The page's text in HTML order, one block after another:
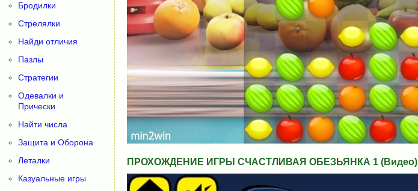
ПРОХОЖДЕНИЕ ИГРЫ СЧАСТЛИВАЯ ОБЕЗЬЯНКА 1 (Видео)
Бродилки
Стрелялки
Найди отличия
Пазлы
Стратегии
Одевалки и
Прически
Найти числа
Защита и Оборона
Леталки
Казуальные игры